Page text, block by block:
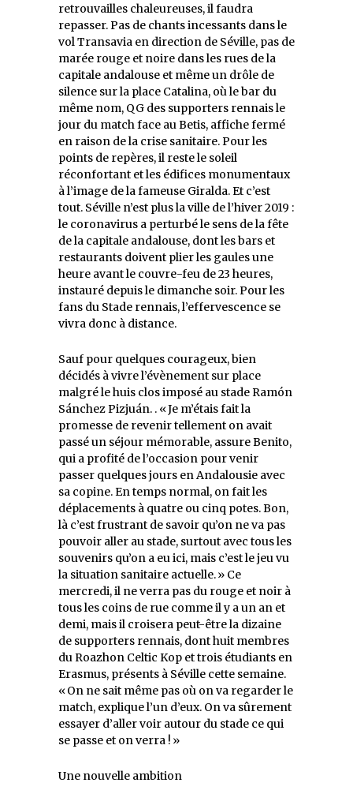
retrouvailles chaleureuses, il faudra
repasser. Pas de chants incessants dans le
vol Transavia en direction de Séville, pas de
marée rouge et noire dans les rues de la
capitale andalouse et même un drôle de
silence sur la place Catalina, où le bar du
même nom, QG des supporters rennais le
jour du match face au Betis, affiche fermé
en raison de la crise sanitaire. Pour les
points de repères, il reste le soleil
réconfortant et les édifices monumentaux
à l’image de la fameuse Giralda. Et c’est
tout. Séville n’est plus la ville de l’hiver 2019 :
le coronavirus a perturbé le sens de la fête
de la capitale andalouse, dont les bars et
restaurants doivent plier les gaules une
heure avant le couvre-feu de 23 heures,
instauré depuis le dimanche soir. Pour les
fans du Stade rennais, l’effervescence se
vivra donc à distance.
Sauf pour quelques courageux, bien
décidés à vivre l’évènement sur place
malgré le huis clos imposé au stade Ramón
Sánchez Pizjuán. . « Je m’étais fait la
promesse de revenir tellement on avait
passé un séjour mémorable, assure Benito,
qui a profité de l’occasion pour venir
passer quelques jours en Andalousie avec
sa copine. En temps normal, on fait les
déplacements à quatre ou cinq potes. Bon,
là c’est frustrant de savoir qu’on ne va pas
pouvoir aller au stade, surtout avec tous les
souvenirs qu’on a eu ici, mais c’est le jeu vu
la situation sanitaire actuelle. » Ce
mercredi, il ne verra pas du rouge et noir à
tous les coins de rue comme il y a un an et
demi, mais il croisera peut-être la dizaine
de supporters rennais, dont huit membres
du Roazhon Celtic Kop et trois étudiants en
Erasmus, présents à Séville cette semaine.
« On ne sait même pas où on va regarder le
match, explique l’un d’eux. On va sûrement
essayer d’aller voir autour du stade ce qui
se passe et on verra ! »
Une nouvelle ambition